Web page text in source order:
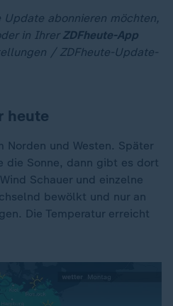
Update abonnieren möchten,
in Ihrer ZDFheute-App
/ ZDFheute-Update-
heute
Norden und Westen. Später
die Sonne, dann gibt es dort
Schauer und einzelne
bewölkt und nur an
Die Temperatur erreicht